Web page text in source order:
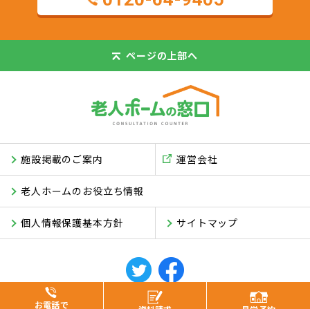
お電話で
ページの 上部へ
施設掲載のご案内
老人ホームのお役立ち情報
サイトマップ
運営会社
個人情報保護基本方針
© ASUKI Inc.